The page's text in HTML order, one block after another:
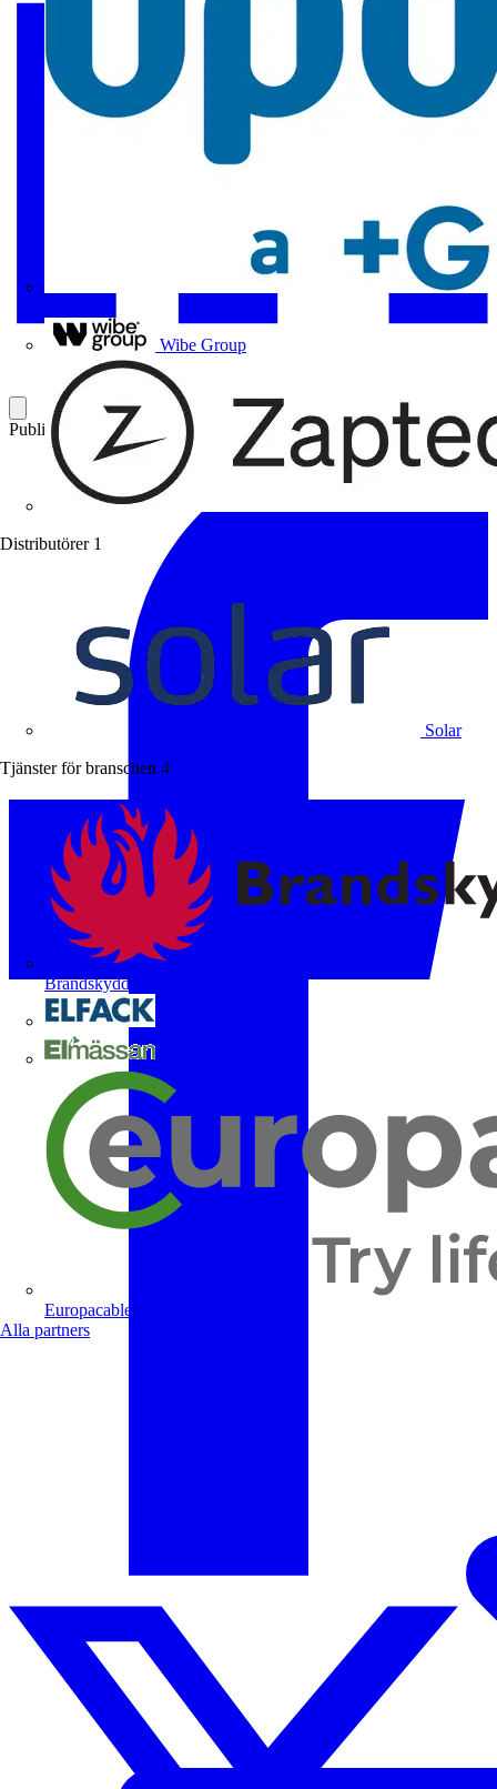
Wibe Group
Distributörer 1
Solar
Tjänster för branschen 4
Brandskyddsföreningen
Europacable
Alla partners
Publicerad: 19 oktober 2006 Kategori: Branschnyheter